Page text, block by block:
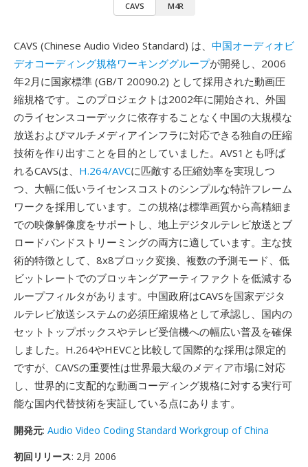
CAVS M4R
CAVS (Chinese Audio Video Standard) は、 中国オーディオビ
デオコーディング規格ワーキンググループが開発し、2006
年2月に国家標準 (GB/T 20090.2) として採用された動画圧
縮規格です。このプロジェクトは2002年に開始され、外国
のライセンスコーデックに依存することなく中国の大規模な
放送およびマルチメディアインフラに対応できる独自の圧縮
技術を作り出すことを目的としていました。AVS1とも呼ば
れるCAVSは、 H.264/AVCに匹敵する圧縮効率を実現しつ
つ、大幅に低いライセンスコストのシンプルな特許フレーム
ワークを採用しています。この規格は標準画質から高精細ま
での映像解像度をサポートし、地上デジタルテレビ放送とブ
ロードバンドストリーミングの両方に適しています。主な技
術的特徴として、8x8ブロック変換、複数の予測モード、低
ビットレートでのブロッキングアーティファクトを低減する
ループフィルタがあります。中国政府はCAVSを国家デジタ
ルテレビ放送システムの必須圧縮規格として承認し、国内の
セットトップボックスやテレビ受信機への幅広い普及を確保
しました。H.264やHEVCと比較して国際的な採用は限定的
ですが、CAVSの重要性は世界最大級のメディア市場に対応
し、世界的に支配的な動画コーディング規格に対する実行可
能な国内代替技術を実証している点にあります。
開発元: Audio Video Coding Standard Workgroup of China
初回リリース: 2月 2006